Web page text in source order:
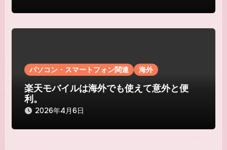
パソコン・スマートフォン関連 海外
楽天モバイルは海外でも使えて意外と便
利。
2026年4月6日